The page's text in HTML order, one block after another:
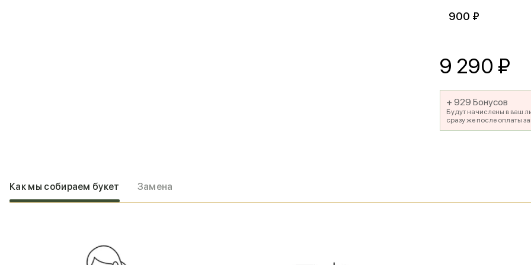
900 ₽
9 290 ₽
+ 929 Бонусов
Будут начислены в ваш
сразу же после оплаты
Как мы собираем букет Замена